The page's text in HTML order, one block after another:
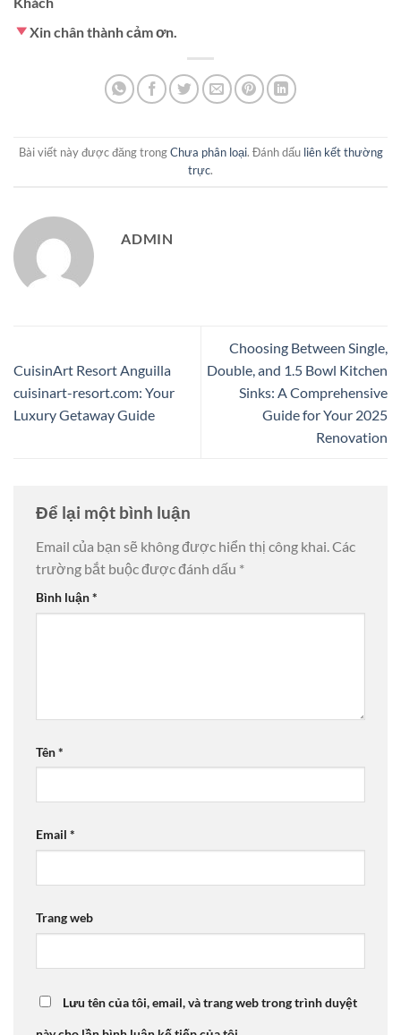
Xin chân thành cảm ơn.
Bài viết này được đăng trongChưa phân loại. Đánh dấu liên kết thường
trực.
ADMIN
CuisinArt Resort Anguilla
cuisinart-resort.com: Your
Luxury Getaway Guide
Choosing Between Single,
Double, and 1.5 Bowl Kitchen
Sinks: A Comprehensive
Guide for Your 2025
Renovation
Để lại một bình luận
Email của bạn sẽ không được hiển thị công khai. Các
trường bắt buộc được đánh dấu *
Bình luận*
Tên*
Email *
Trang web
Lưu tên của tôi, email, và trang web trong trình duyệt